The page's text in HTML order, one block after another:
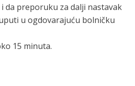
da preporuku za dalji nastavak
u ogdovarajuću bolničku
15 minuta.